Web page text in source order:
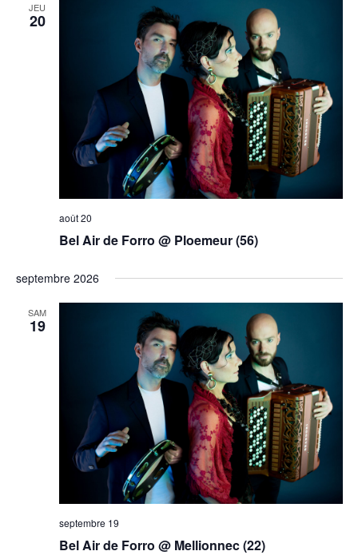
JEU
20
août 20
Bel Air de Forro @ Ploemeur (56)
septembre 2026
SAM
19
septembre 19
Bel Air de Forro @ Mellionnec (22)